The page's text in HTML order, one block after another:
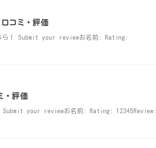
コミ・評価
ちら！ Submit your reviewお名前: Rating:
・評価
Submit your reviewお名前: Rating: 12345Review: